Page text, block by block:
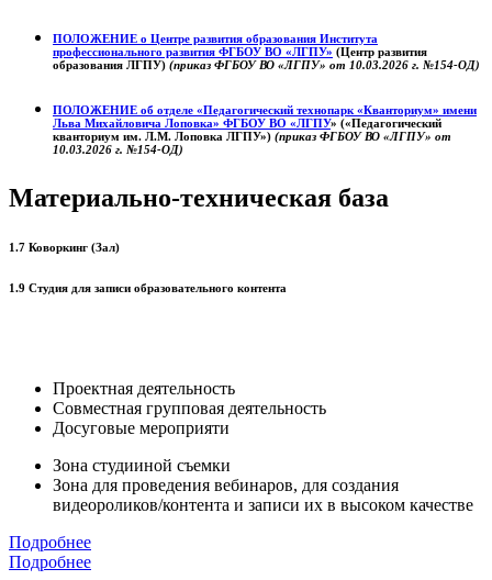
ПОЛОЖЕНИЕ о Центре развития образования Института
профессионального развития ФГБОУ ВО «ЛГПУ» (Центр развития
образования ЛГПУ) (приказ ФГБОУ ВО «ЛГПУ» от 10.03.2026 г. №154-ОД)
ПОЛОЖЕНИЕ об отделе «Педагогический технопарк «Кванториум» имени
Льва Михайловича Лоповка» ФГБОУ ВО «ЛГПУ» («Педагогический
кванториум им. Л.М. Лоповка ЛГПУ») (приказ ФГБОУ ВО «ЛГПУ» от
10.03.2026 г. №154-ОД)
Материально-техническая база
1.7 Коворкинг (Зал)
1.9 Студия для записи образовательного контента
Проектная деятельность
Совместная групповая деятельность
Досуговые мероприяти
Зона студииной съемки
Зона для проведения вебинаров, для создания
видеороликов/контента и записи их в высоком качестве
Подробнее
Подробнее